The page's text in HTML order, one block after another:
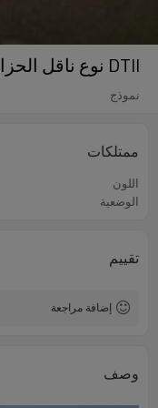
DTII نوع ناقل الحزام الثابت المستخدم في المعادن ، المناجم ، الفحم ، محطة توليد الكهرباء ، مواد البناء
نموذج
ممتلكات
اللون
الوضعية
تقييم
إضافة مراجعة
وصف